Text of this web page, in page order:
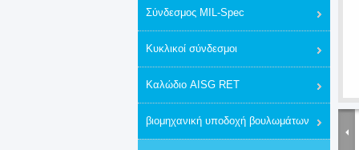
Σύνδεσμος MIL-Spec
Κυκλικοί σύνδεσμοι
Καλώδιο AISG RET
βιομηχανική υποδοχή βουλωμάτων